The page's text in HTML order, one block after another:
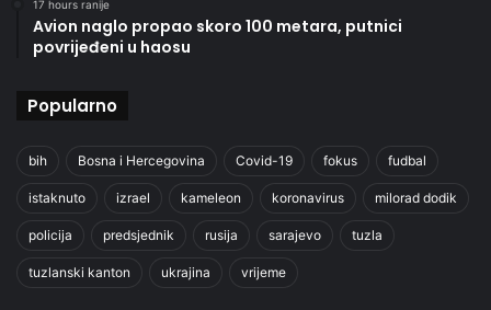
17 hours ranije
Avion naglo propao skoro 100 metara, putnici
povrijeđeni u haosu
Popularno
bih Bosna i Hercegovina Covid-19 fokus fudbal
istaknuto izrael kameleon koronavirus milorad dodik
policija predsjednik rusija sarajevo tuzla
tuzlanski kanton ukrajina vrijeme